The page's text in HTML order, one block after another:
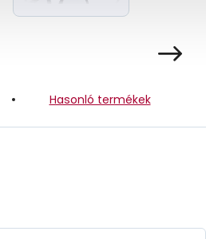
Hasonló termékek